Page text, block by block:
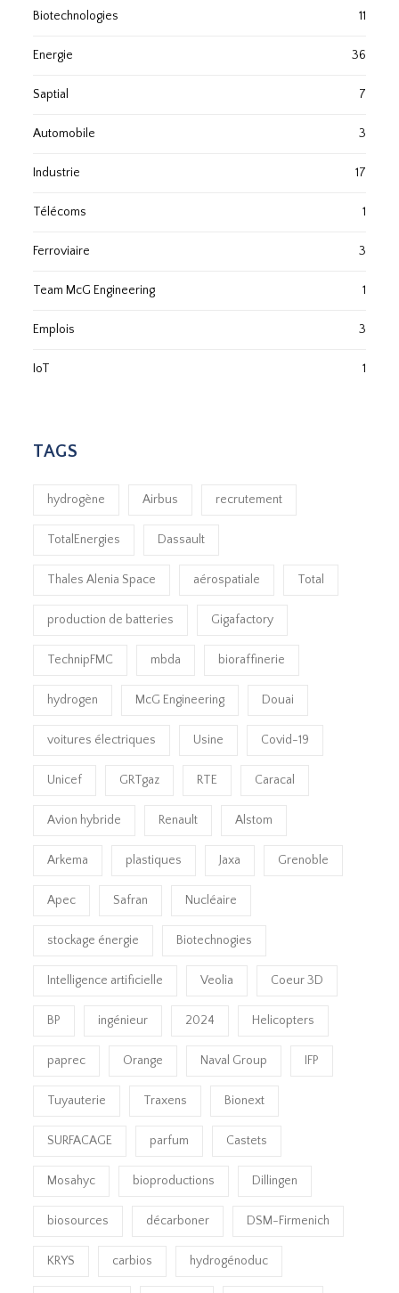
Biotechnologies 11
Energie 36
Saptial 7
Automobile 3
Industrie 17
Télécoms 1
Ferroviaire 3
Team McG Engineering 1
Emplois 3
IoT 1
TAGS
hydrogène Airbus recrutement
TotalEnergies Dassault
Thales Alenia Space aérospatiale Total
production de batteries Gigafactory
TechnipFMC mbda bioraffinerie
hydrogen McG Engineering Douai
voitures électriques Usine Covid-19
Unicef GRTgaz RTE Caracal
Avion hybride Renault Alstom
Arkema plastiques Jaxa Grenoble
Apec Safran Nucléaire
stockage énergie Biotechnogies
Intelligence artificielle Veolia Coeur 3D
BP ingénieur 2024 Helicopters
paprec Orange Naval Group IFP
Tuyauterie Traxens Bionext
SURFACAGE parfum Castets
Mosahyc bioproductions Dillingen
biosources décarboner DSM-Firmenich
KRYS carbios hydrogénoduc